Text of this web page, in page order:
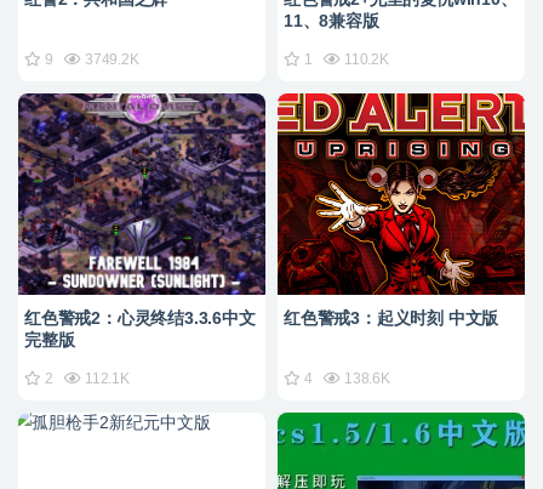
9 3749.2K
11、8兼容版
1 110.2K
红色警戒2：心灵终结3.3.6中文
完整版
2 112.1K
红色警戒3：起义时刻 中文版
4 138.6K